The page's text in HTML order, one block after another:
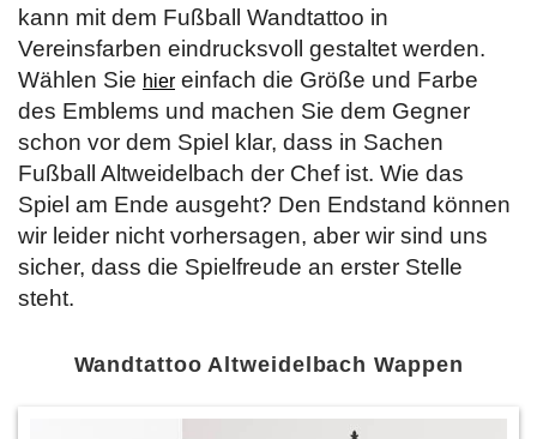
kann mit dem Fußball Wandtattoo in
Vereinsfarben eindrucksvoll gestaltet werden.
Wählen Sie hier einfach die Größe und Farbe
des Emblems und machen Sie dem Gegner
schon vor dem Spiel klar, dass in Sachen
Fußball Altweidelbach der Chef ist. Wie das
Spiel am Ende ausgeht? Den Endstand können
wir leider nicht vorhersagen, aber wir sind uns
sicher, dass die Spielfreude an erster Stelle
steht.
Wandtattoo Altweidelbach Wappen